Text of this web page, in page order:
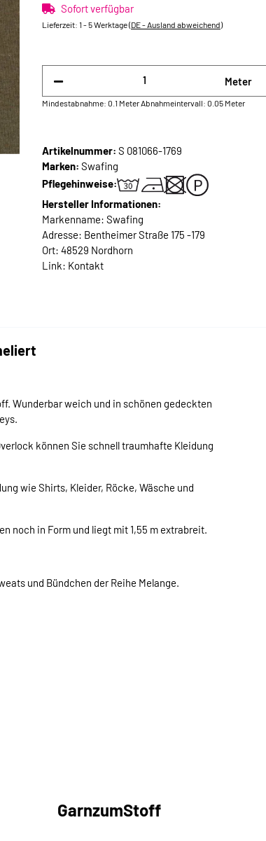
Sofort verfügbar
Lieferzeit: 1 - 5 Werktage(DE - Ausland abweichend)
Meter
Mindestabnahme: 0.1 MeterAbnahmeintervall: 0.05 Meter
Artikelnummer: S 081066-1769
Marken: Swafing
Pflegehinweise:
Hersteller Informationen:
Markenname: Swafing
Adresse: Bentheimer Straße 175 -179
Ort: 48529 Nordhorn
Link: Kontakt
Wunderbar weich und in schönen gedeckten
können Sie schnell traumhafte Kleidung
wie Shirts, Kleider, Röcke, Wäsche und
noch in Form und liegt mit 1,55 m extrabreit.
und Bündchen der Reihe Melange.
GarnzumStoff